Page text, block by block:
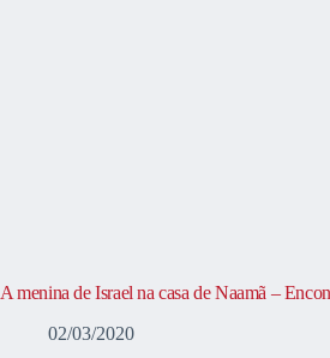
A menina de Israel na casa de Naamã –
02/03/2020